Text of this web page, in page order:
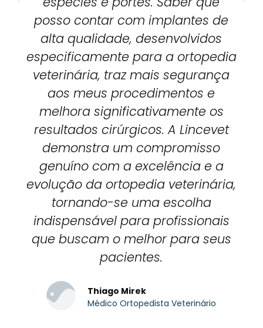
posso contar com implantes de
alta qualidade, desenvolvidos
especificamente para a ortopedia
veterinária, traz mais segurança
aos meus procedimentos e
melhora significativamente os
resultados cirúrgicos. A Lincevet
demonstra um compromisso
genuíno com a excelência e a
evolução da ortopedia veterinária,
tornando-se uma escolha
indispensável para profissionais
que buscam o melhor para seus
pacientes.
Thiago Mirek
Médico Ortopedista Veterinário